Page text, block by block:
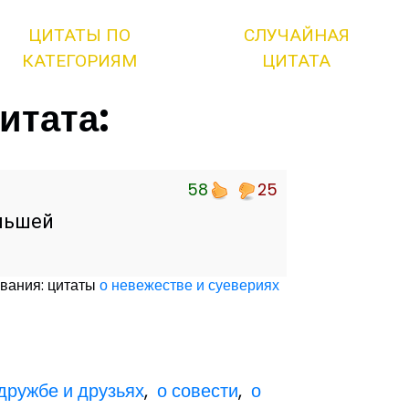
ЦИТАТЫ ПО
КАТЕГОРИЯМ
СЛУЧАЙНАЯ
ЦИТАТА
58 25
цитаты о невежестве и суевериях
и друзьях,о совести,о